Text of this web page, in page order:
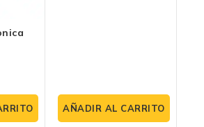
AÑADIR AL CARRITO